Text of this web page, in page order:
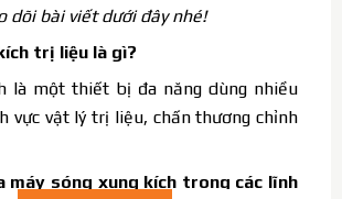
dõi bài viết dưới đây nhé!
trị liệu là gì?
là một thiết bị đa năng dùng nhiều
vực vật lý trị liệu, chấn thương chỉnh
máy sóng xung kích trong các lĩnh